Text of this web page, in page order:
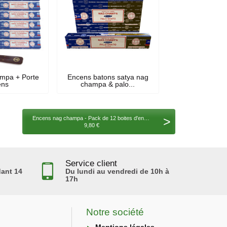
+ Porte
Encens batons satya nag
champa & palo...
Encens nag champa - Pack de 12 boites d'encens satya 15 gr
9,80 €
>
14
Service client
Du lundi au vendredi de 10h à
17h
Notre société